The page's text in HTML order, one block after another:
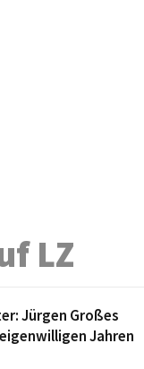
LZ
Jürgen Großes
Jahren